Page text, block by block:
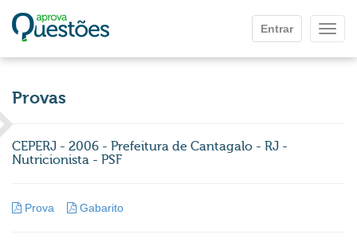
Entrar
Provas
CEPERJ - 2006 - Prefeitura de Cantagalo - RJ -
Nutricionista - PSF
Prova Gabarito